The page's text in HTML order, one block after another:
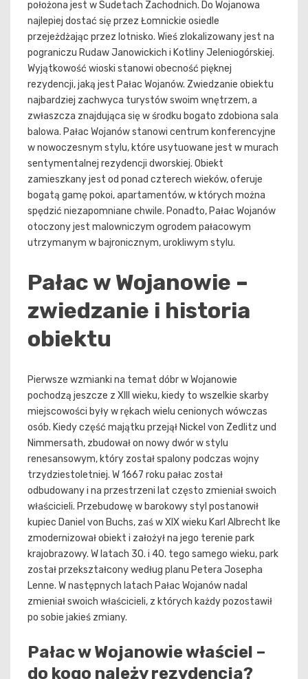
położona jest w Sudetach Zachodnich. Do Wojanowa
najlepiej dostać się przez Łomnickie osiedle
przejeżdżając przez lotnisko. Wieś zlokalizowany jest na
pograniczu Rudaw Janowickich i Kotliny Jeleniogórskiej.
Wyjątkowość wioski stanowi obecność pięknej
rezydencji, jaką jest Pałac Wojanów. Zwiedzanie obiektu
najbardziej zachwyca turystów swoim wnętrzem, a
zwłaszcza znajdująca się w środku bogato zdobiona sala
balowa. Pałac Wojanów stanowi centrum konferencyjne
w nowoczesnym stylu, które usytuowane jest w murach
sentymentalnej rezydencji dworskiej. Obiekt
zamieszkany jest od ponad czterech wieków, oferuje
bogatą gamę pokoi, apartamentów, w których można
spędzić niezapomniane chwile. Ponadto, Pałac Wojanów
otoczony jest malowniczym ogrodem pałacowym
utrzymanym w bajronicznym, urokliwym stylu.
Pałac w Wojanowie –
zwiedzanie i historia
obiektu
Pierwsze wzmianki na temat dóbr w Wojanowie
pochodzą jeszcze z XIII wieku, kiedy to wszelkie skarby
miejscowości były w rękach wielu cenionych wówczas
osób. Kiedy część majątku przejął Nickel von Zedlitz und
Nimmersath, zbudował on nowy dwór w stylu
renesansowym, który został spalony podczas wojny
trzydziestoletniej. W 1667 roku pałac został
odbudowany i na przestrzeni lat często zmieniał swoich
właścicieli. Przebudowę w barokowy styl postanowił
kupiec Daniel von Buchs, zaś w XIX wieku Karl Albrecht Ike
zmodernizował obiekt i założył na jego terenie park
krajobrazowy. W latach 30. i 40. tego samego wieku, park
został przekształcony według planu Petera Josepha
Lenne. W następnych latach Pałac Wojanów nadal
zmieniał swoich właścicieli, z których każdy pozostawił
po sobie jakieś zmiany.
Pałac w Wojanowie właściel –
do kogo należy rezydencja?